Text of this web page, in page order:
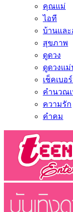
คุณแม่
ไอที
บ้านแล
สุขภาพ
ดูดวง
ดูดวงแ
เช็คเบอ
คำนวณ
ความรัก
คำคม